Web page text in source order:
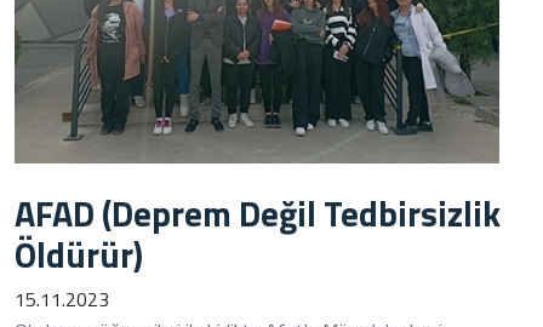
AFAD (Deprem Değil Tedbirsizlik
Öldürür)
15.11.2023